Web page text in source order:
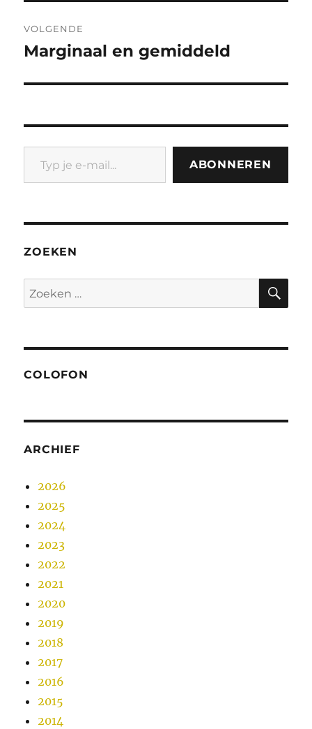
VOLGENDE
Volgend
Marginaal en gemiddeld
Typ je e-mail...
ABONNEREN
ZOEKEN
Zoeken
naar:
COLOFON
ARCHIEF
2026
2025
2024
2023
2022
2021
2020
2019
2018
2017
2016
2015
2014